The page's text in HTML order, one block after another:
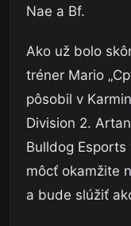
Nae a Bf.
Ako už bolo
tréner Mario
pôsobil v
Division 2.
Bulldog
môcť okamžite
a bude slúžiť